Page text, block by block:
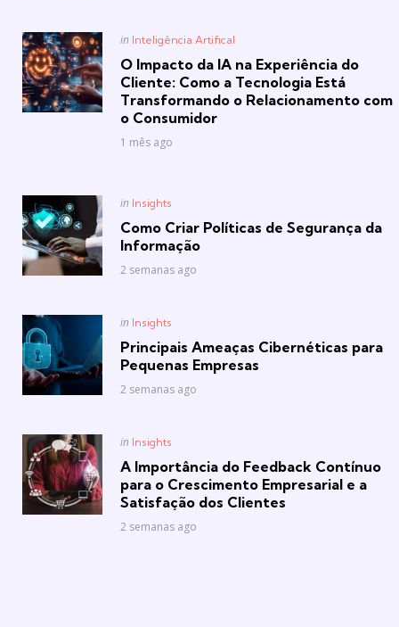
Posted
in Inteligência Artifical
O Impacto da IA na Experiência do
Cliente: Como a Tecnologia Está
Transformando o Relacionamento com
o Consumidor
1 mês ago
Posted
in Insights
Como Criar Políticas de Segurança da
Informação
2 semanas ago
Posted
in Insights
Principais Ameaças Cibernéticas para
Pequenas Empresas
2 semanas ago
Posted
in Insights
A Importância do Feedback Contínuo
para o Crescimento Empresarial e a
Satisfação dos Clientes
2 semanas ago